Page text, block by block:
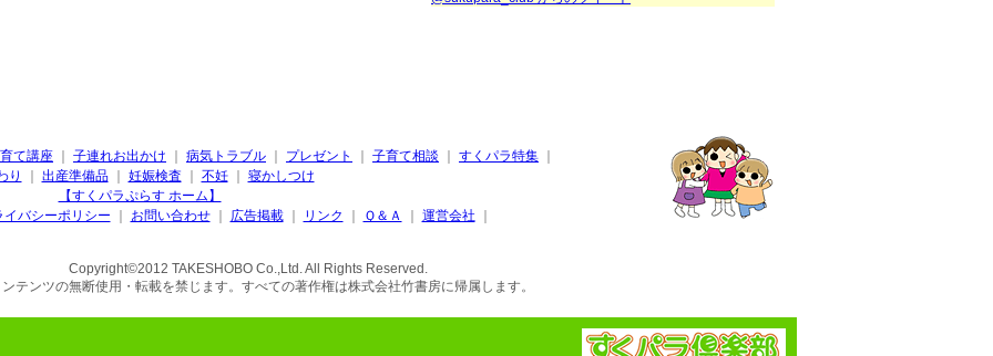
て講座 子連れお出かけ 病気トラブル プレゼント 子育て相談 すくパラ特集
り
出産準備品 妊娠検査 不妊
寝かしつけ
【すくパラぷらす ホーム】
イバシーポリシー
お問い合わせ 広告掲載 リンク Ｑ＆Ａ 運営会社
Copyright©2012 TAKESHOBO Co.,Ltd. All Rights Reserved.
テンツの無断使用・転載を禁じます。すべての著作権は株式会社竹書房に帰属します。